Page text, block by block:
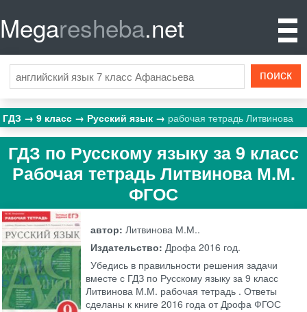
Megaresheba.net
ГДЗ 9 класс Русский язык рабочая тетрадь Литвинова
ГДЗ по Русскому языку за 9 класс
Рабочая тетрадь Литвинова М.М.
ФГОС
автор:Литвинова М.М..
Издательство:Дрофа 2016 год.
Убедись в правильности решения задачи
вместе с ГДЗ по Русскому языку за 9 класс
Литвинова М.М. рабочая тетрадь . Ответы
сделаны к книге 2016 года от Дрофа ФГОС